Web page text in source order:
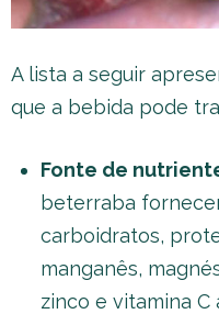
A lista a seguir
que a bebida pode
Fonte de
beterraba
carboidratos,
manganês,
zinco e vitamina C